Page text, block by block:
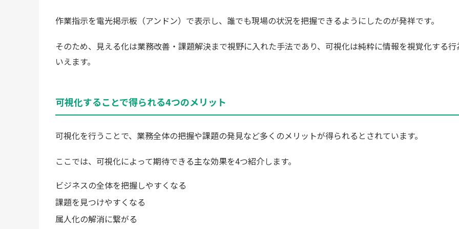
作業指示を電光掲示板（アンドン）で表示し、誰でも現場の状況を把握できるようにしたのが発祥です。
そのため、見える化は業務改善・課題解決まで視野に入れた手法であり、可視化は純粋に情報を視覚化する行
いえます。
可視化することで得られる4つのメリット
可視化を行うことで、業務全体の把握や課題の発見など多くのメリットが得られるとされています。
ここでは、可視化によって期待できる主な効果を4つ紹介します。
ビジネスの全体を把握しやすくなる
課題を見つけやすくなる
属人化の解消に繋がる